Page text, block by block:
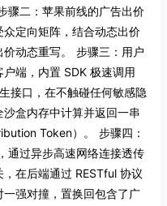
骤二：苹果前线的广告出价
定向矩阵，结合动态出价
动态重写。
步骤三：用户
端，内置 SDK 极速调用
接口，在不触碰任何敏感隐
盒内存中计算并返回一串
Token）。
步骤四：
通过异步高速网络连接透传
在后端通过 RESTful 协议
强对撞，置换回包含了广